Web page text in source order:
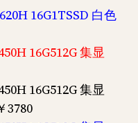
16G1TSSD 白色
16G512G 集显
16G512G 集显
3780